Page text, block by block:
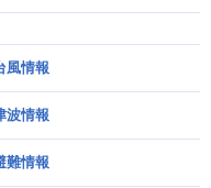
風情報
波情報
難情報